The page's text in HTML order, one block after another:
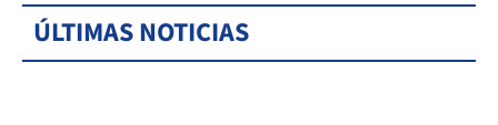
ÚLTIMAS NOTICIAS